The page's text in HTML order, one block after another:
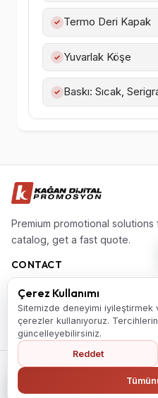
✓ Termo Deri Kapak
✓ Yuvarlak Köşe
✓ Baskı: Sıcak,
Premium promotional
catalog, get a fast quote.
CONTACT
(0224) 220 77 77
info@kagandijital.com
Nilufer / Bursa
© 2026 KD Promosyon. All rights
PDPL
Cookie PolicyCookie
Çerez Kullanımı
Sitemizde deneyimi iyileştirmek
çerezler kullanıyoruz.
güncelleyebilirsiniz.
Reddet